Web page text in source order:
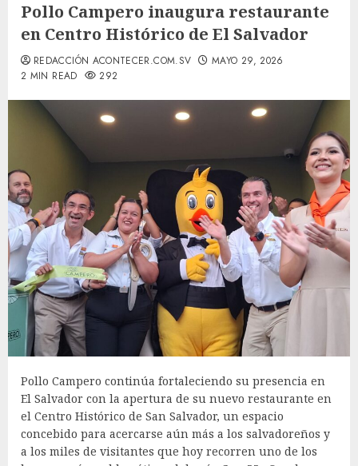
Pollo Campero inaugura restaurante
en Centro Histórico de El Salvador
REDACCIÓN ACONTECER.COM.SV
MAYO 29, 2026
2 MIN READ
292
Pollo Campero continúa fortaleciendo su presencia en
El Salvador con la apertura de su nuevo restaurante en
el Centro Histórico de San Salvador, un espacio
concebido para acercarse aún más a los salvadoreños y
a los miles de visitantes que hoy recorren uno de los